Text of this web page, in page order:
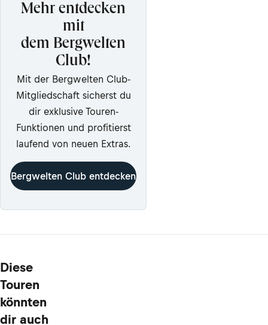
Mehr entdecken
mit
dem Bergwelten
Club!
Mit der Bergwelten Club-
Mitgliedschaft sicherst du
dir exklusive Touren-
Funktionen und profitierst
laufend von neuen Extras.
Bergwelten Club entdecken
Diese
Touren
könnten
dir auch